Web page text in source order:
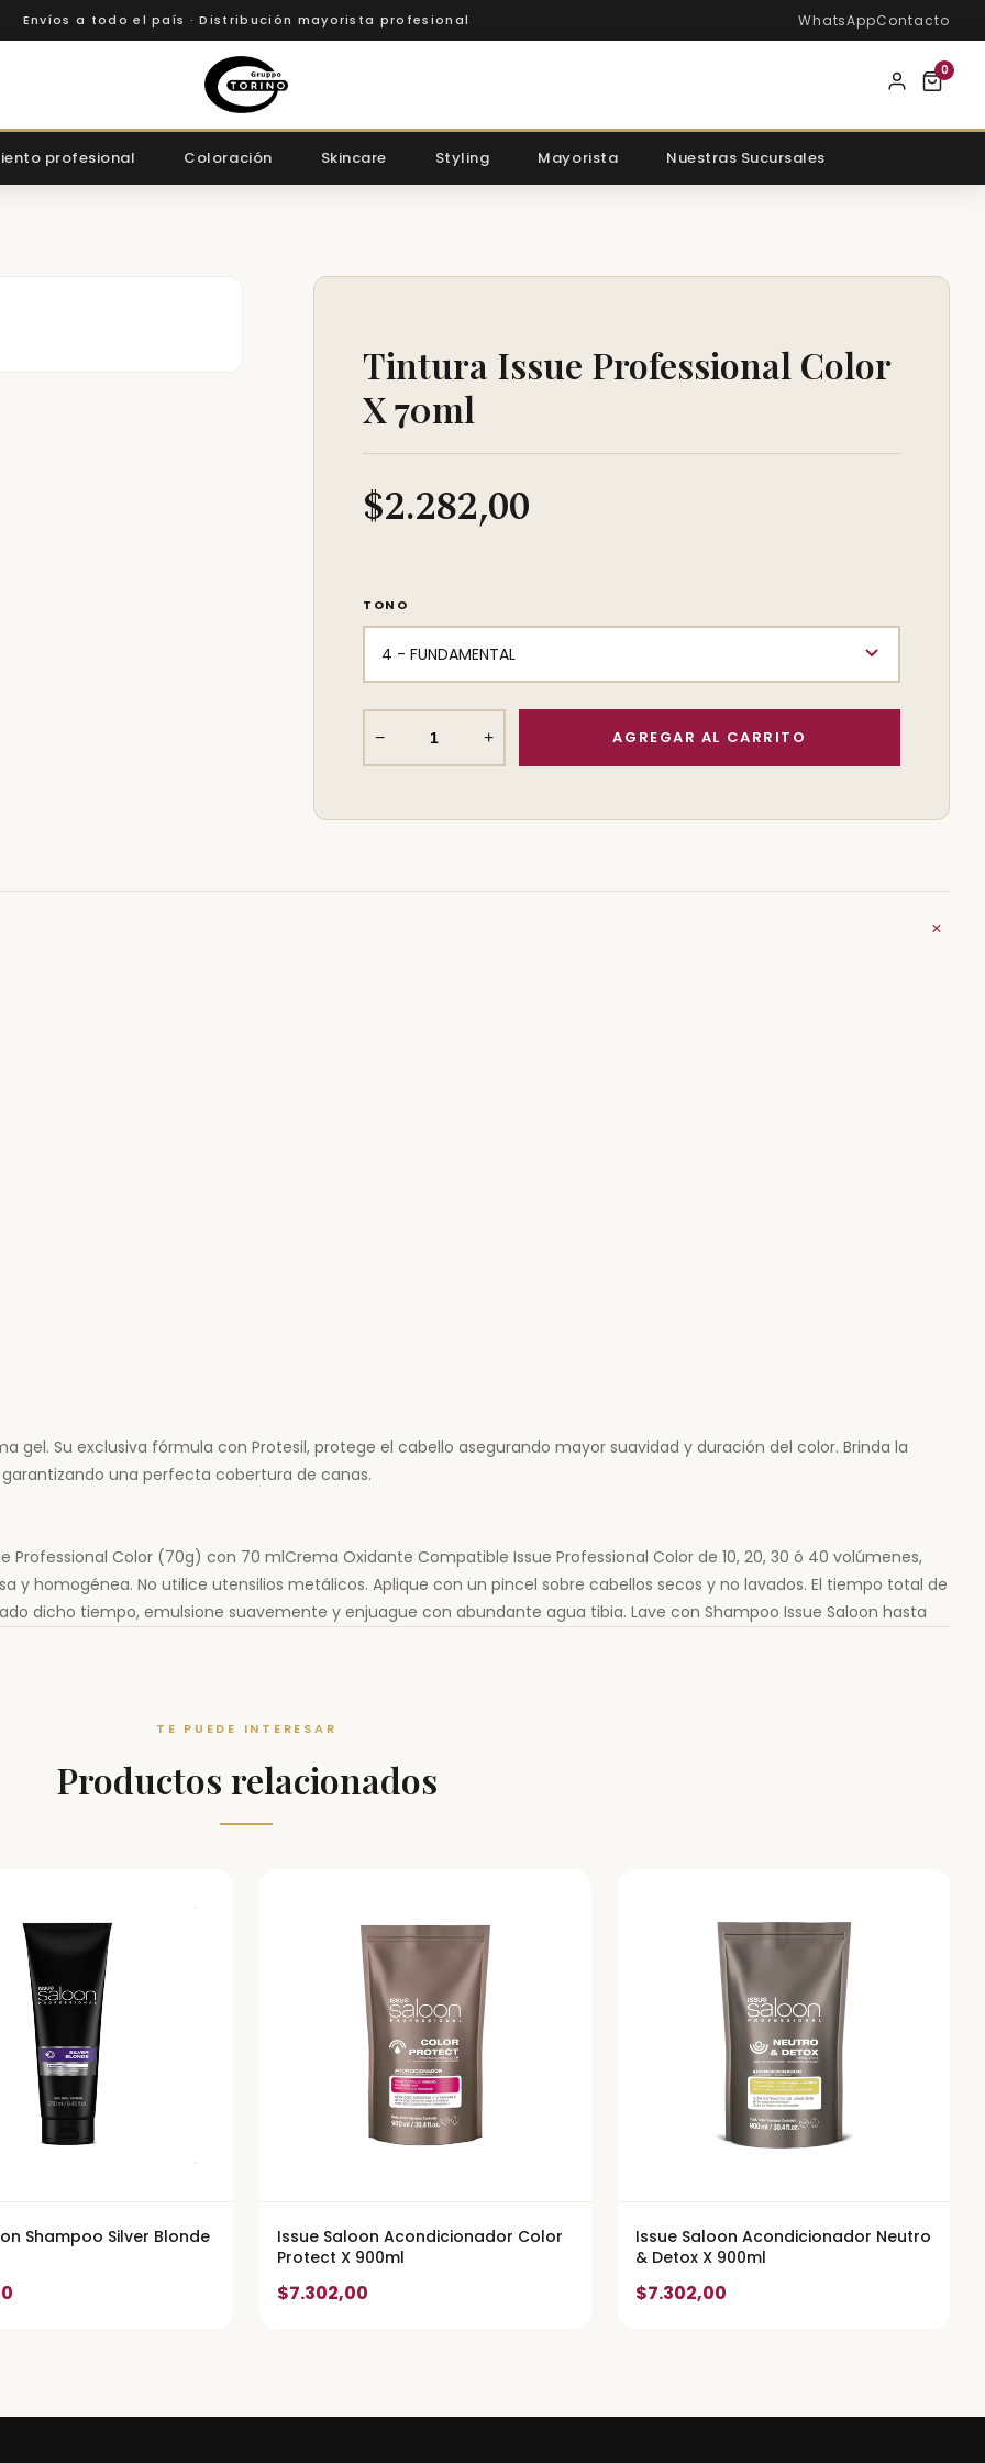
Envíos a todo el país · Distribución mayorista profesional WhatsAppContacto
0
profesional Coloración Skincare Styling Mayorista Nuestras Sucursales
Tintura Issue Professional Color
X 70ml
$2.282,00
TONO
− +
+
gel. Su exclusiva fórmula con Protesil, protege el cabello asegurando mayor suavidad y duración del color. Brinda la
una perfecta cobertura de canas.
Color (70g) con 70 mlCrema Oxidante Compatible Issue Professional Color de 10, 20, 30 ó 40 volúmenes,
y homogénea. No utilice utensilios metálicos. Aplique con un pincel sobre cabellos secos y no lavados. El tiempo total de
dicho tiempo, emulsione suavemente y enjuague con abundante agua tibia. Lave con Shampoo Issue Saloon hasta
del antebrazo y aplicar un poco de la mezcla de coloración + activador. Enjuagar después de 45 min., si al cabo de
9 A 17. TODAS SUS INQUIETUDES ANTES O DESPUÉS DE LA COMPRA SERÁN RESPONDIDAS DENTRO DE ESTE RANGO HORARIO
TE PUEDE INTERESAR
Productos relacionados
Shampoo Silver Blonde
Issue Saloon Acondicionador Color
Protect X 900ml
$7.302,00
Issue Saloon Acondicionador Neutro
& Detox X 900ml
$7.302,00